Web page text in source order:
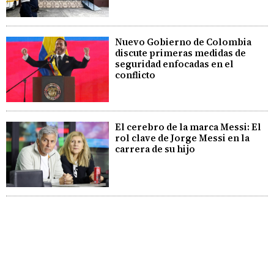
Nuevo Gobierno de Colombia
discute primeras medidas de
seguridad enfocadas en el
conflicto
El cerebro de la marca Messi: El
rol clave de Jorge Messi en la
carrera de su hijo